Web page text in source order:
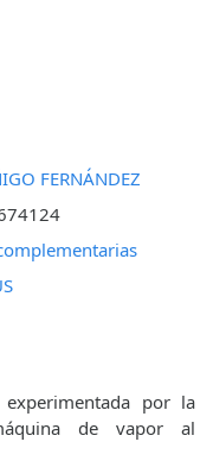
FERNÁNDEZ
por la
de vapor al